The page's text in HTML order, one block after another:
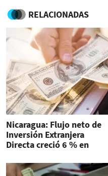
RELACIONADAS
Nicaragua: Flujo neto de
Inversión Extranjera
Directa creció 6 % en